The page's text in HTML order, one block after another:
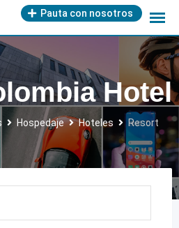
Pauta con nosotros
Hotel
Hospedaje Hoteles
Resort